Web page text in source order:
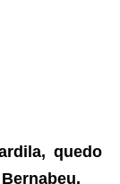
quedo